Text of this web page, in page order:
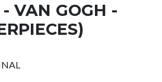
VAN GOGH -